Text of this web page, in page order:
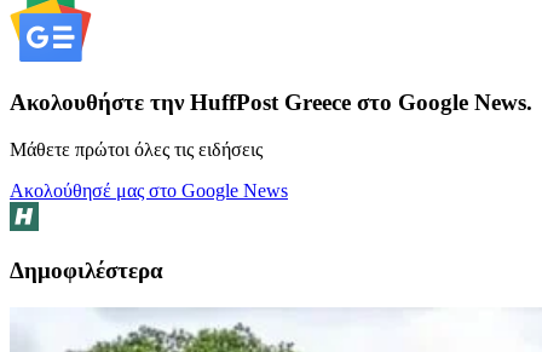
Ακολουθήστε την HuffPost Greece στο Google News.
Μάθετε πρώτοι όλες τις ειδήσεις
Ακολούθησέ μας στο Google News
Δημοφιλέστερα